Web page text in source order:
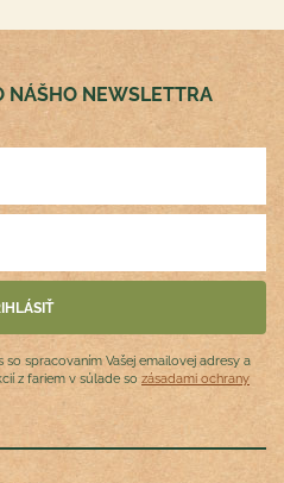
NÁŠHO NEWSLETTRA
spracovaním Vašej emailovej adresy a
z fariem v súlade so zásadami ochrany